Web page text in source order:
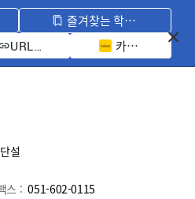
즐겨찾는 학교 모아보기
URL 복사 카카오톡 공유
단설
스 : 051-602-0115